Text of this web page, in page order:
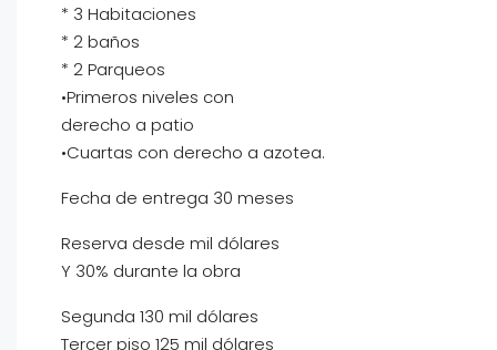
* 3 Habitaciones
* 2 baños
* 2 Parqueos
•Primeros niveles con
derecho a patio
•Cuartas con derecho a azotea.
Fecha de entrega 30 meses
Reserva desde mil dólares
Y 30% durante la obra
Segunda 130 mil dólares
Tercer piso 125 mil dólares